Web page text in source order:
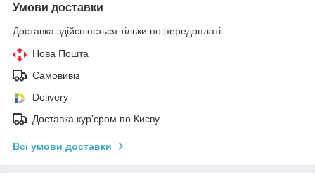
Умови доставки
Доставка здійснюється тільки по передоплаті.
Нова Пошта
Самовивіз
Delivery
Доставка кур'єром по Києву
Всі умови доставки